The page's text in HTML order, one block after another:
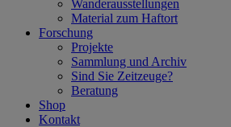
Wanderausstellungen
Material zum Haftort
Forschung
Projekte
Sammlung und Archiv
Sind Sie Zeitzeuge?
Beratung
Shop
Kontakt